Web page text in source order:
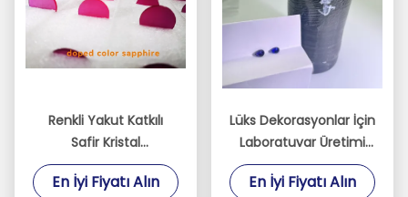
Renkli Yakut Katkılı
Safir Kristal
Malzemeler Fe / Ti / Cr
En İyi Fiyatı Alın
Lüks Dekorasyonlar İçin
Laboratuvar Üretimi
Sentetik Kraliyet Mavisi
Safir
En İyi Fiyatı Alın